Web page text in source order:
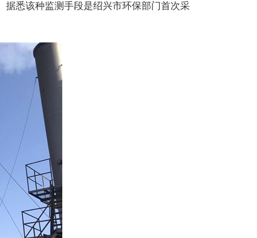
据悉该种监测手段是绍兴市环保部门首次采